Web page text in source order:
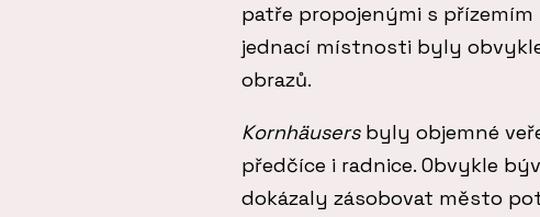
patře propojenými s
jednací místnosti byly
obrazů.
Kornhäusersbyly objemné
předčíce i radnice. Obvykle
dokázaly zásobovat město